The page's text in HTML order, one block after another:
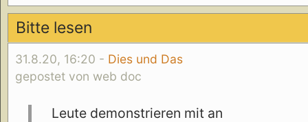
Bitte lesen
31.8.20, 16:20 - Dies und Das
gepostet von web doc
Leute demonstrieren mit an